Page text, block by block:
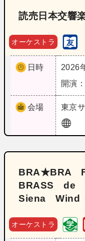
読売日本交響
オーケストラ
日時
2026
開演
会場 東京
BRA★BRA
BRASS de
Siena Wind
オーケストラ